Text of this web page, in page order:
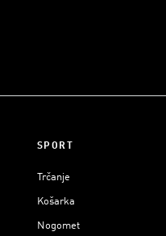
SPORT
Trčanje
Košarka
Nogomet